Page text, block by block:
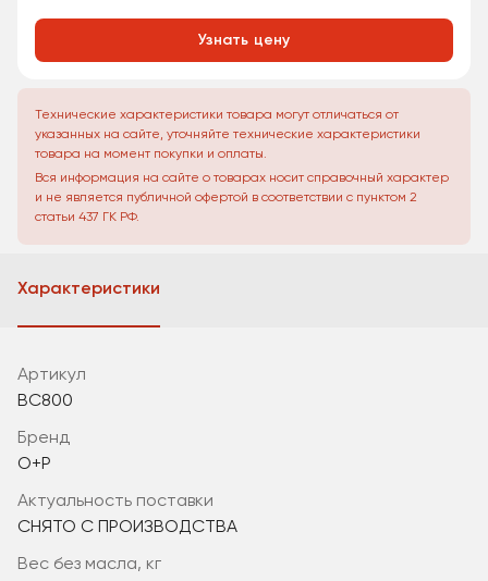
Узнать цену
Технические характеристики товара могут отличаться от
указанных на сайте, уточняйте технические характеристики
товара на момент покупки и оплаты.
Вся информация на сайте о товарах носит справочный характер
и не является публичной офертой в соответствии с пунктом 2
статьи 437 ГК РФ.
Характеристики
Артикул
BC800
Бренд
O+P
актуальность поставки
СНЯТО С ПРОИЗВОДСТВА
вес без масла, кг